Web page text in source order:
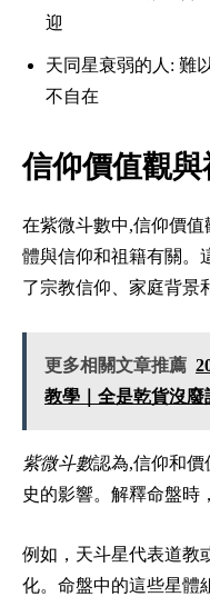
迎
天同星衰弱的人: 難
不自在
信仰價值觀與
在紫微斗數中,信仰價
體與信仰和祖籍有關。
了宗教信仰、家庭背景
更多相關文章推薦
教學｜全是乾貨沒廢
紫微斗數認為,信仰和價
史的影響。解釋命盤時
例如，天斗星代表道教
化。命盤中的這些星體